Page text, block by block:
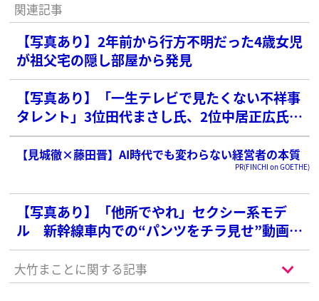
関連記事
【写真あり】2年前から行方不明だった4歳女児
が祖父宅の隠し部屋から発見
【写真あり】「一生テレビで見たくない不祥事
タレント」3位田代まさし氏、2位中居正広氏を
抑えた1位は？【2025年最新版】
【見城徹×藤田晋】AI時代でも変わらない経営者の本質
PR(FINCHI on GOETHE)
【写真あり】「他所でやれ」セクシー系モデ
ル 新幹線車内での“パンツをチラ見せ”動画が
波紋…衆院選でも“半ケツビラ配り”写真が炎上
大竹まことに関する記事